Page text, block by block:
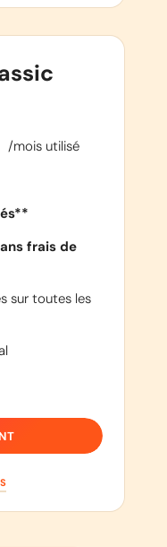
/mois utilisé
frais de
sur toutes les